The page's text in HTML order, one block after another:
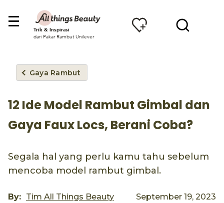
Trik & Inspirasi
dari Pakar Rambut Unilever
Gaya Rambut
12 Ide Model Rambut Gimbal dan
Gaya Faux Locs, Berani Coba?
Segala hal yang perlu kamu tahu sebelum
mencoba model rambut gimbal.
By: Tim All Things Beauty September 19, 2023